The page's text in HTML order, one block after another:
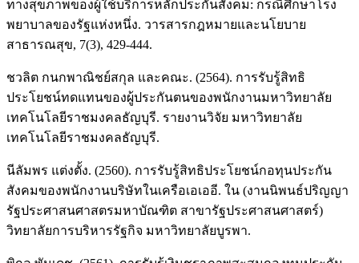
ทางสุขภาพของผู้ใช้บริการหลักประกันสังคม: กรณีศึกษาโรง
พยาบาลของรัฐแห่งหนึ่ง. วารสารกฎหมายและนโยบาย
สาธารณสุข, 7(3), 429-444.
ชวลิต กนกพาณิชย์สกุล และคณะ. (2564). การรับรู้สิทธิ
ประโยชน์ทดแทนของผู้ประกันตนของพนักงานมหาวิทยาลัย
เทคโนโลยีราชมงคลธัญบุรี. รายงานวิจัย มหาวิทยาลัย
เทคโนโลยีราชมงคลธัญบุรี.
นีลัมพร แต่งตั้ง. (2560). การรับรู้สิทธิประโยชน์กอทุนประกัน
สังคมของพนักงานบริษัทในเครือเอเออี. ใน (งานนิพนธ์ปริญญา
รัฐประศาสนศาสตรมหาบัณฑิต สาขารัฐประศาสนศาสตร์)
วิทยาลัยการบริหารรัฐกิจ มหาวิทยาลัยบูรพา.